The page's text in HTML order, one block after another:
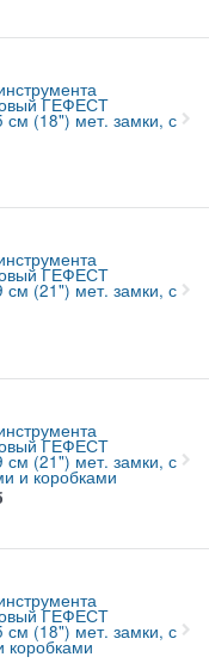
ГЕФЕСТ
см (18") мет. замки, с
ГЕФЕСТ
см (21") мет. замки, с
ГЕФЕСТ
см (21") мет. замки, с
и коробками
ГЕФЕСТ
см (18") мет. замки, с
коробками